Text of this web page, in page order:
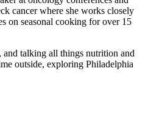
cancer where she works closely
on seasonal cooking for over 15
talking all things nutrition and
outside, exploring Philadelphia